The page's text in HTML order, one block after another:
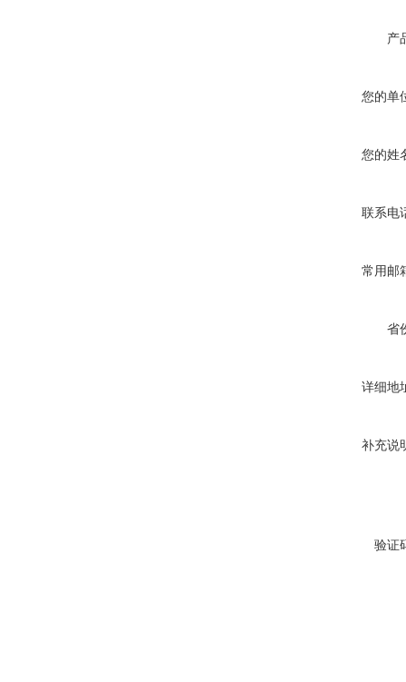
产
您的单
您的姓
联系电
常用邮
省
详细地
补充说
验证